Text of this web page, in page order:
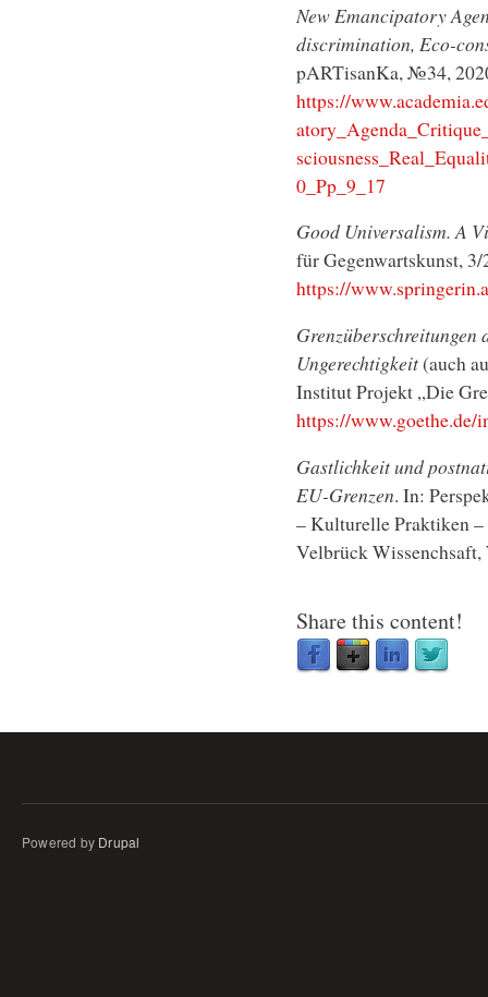
New Emancipatory
discrimination, Eco-
pARTisanKa, №34,
https://
0_Pp_9_17
Good Universalism. A
für Gegenwartskunst,
https://
Grenzüberschreitungen
Ungerechtigkeit(auch
Institut Projekt „Die
https://www.goethe.de/
Gastlichkeit und
EU-Grenzen. In:
– Kulturelle Praktiken
Velbrück
Share this content!
Powered by Drupal